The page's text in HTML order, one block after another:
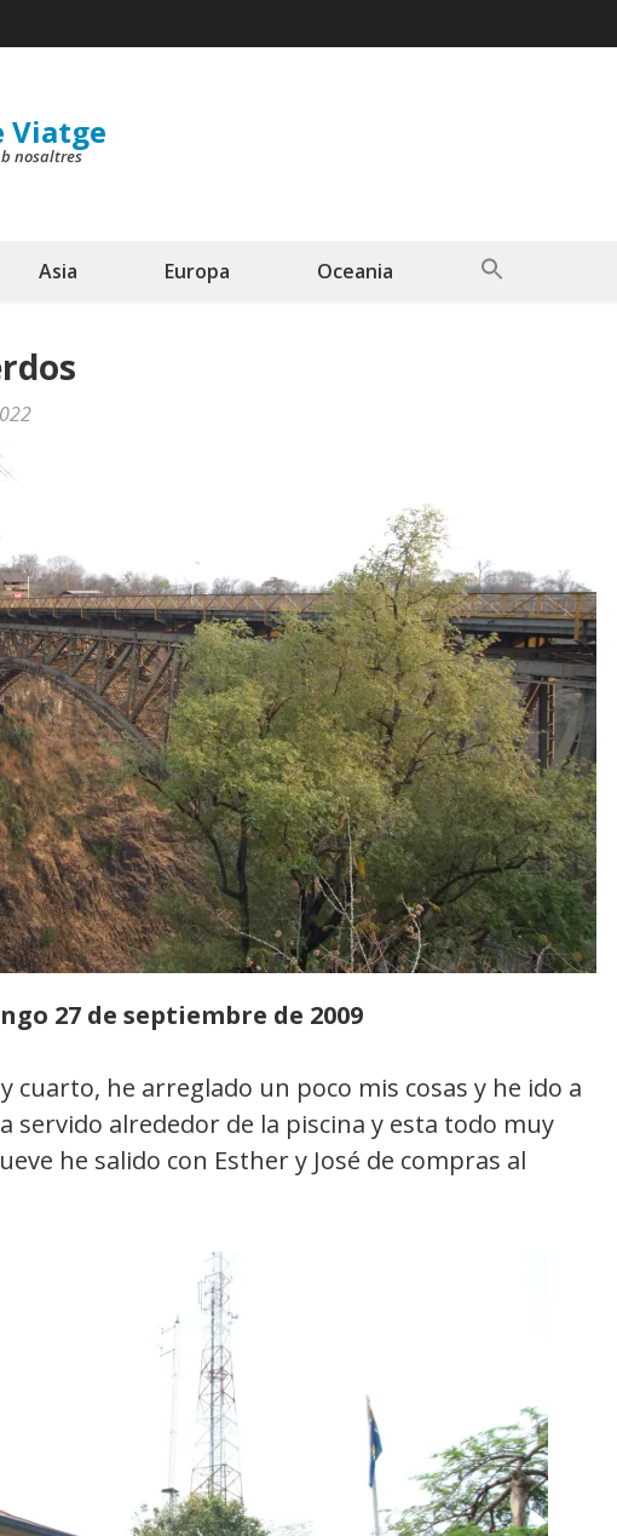
Viatge
nosaltres
Asia Europa Oceania
27 de septiembre de 2009
cuarto, he arreglado un poco mis cosas y he ido a
servido alrededor de la piscina y esta todo muy
he salido con Esther y José de compras al